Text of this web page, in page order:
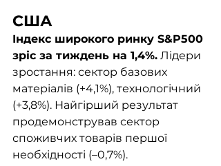
США
Індекс широкого ринку S&P500
зріс за тиждень на 1,4%. Лідери
зростання: сектор базових
матеріалів (+4,1%), технологічний
(+3,8%). Найгірший результат
продемонстрував сектор
споживчих товарів першої
необхідності (–0,7%).